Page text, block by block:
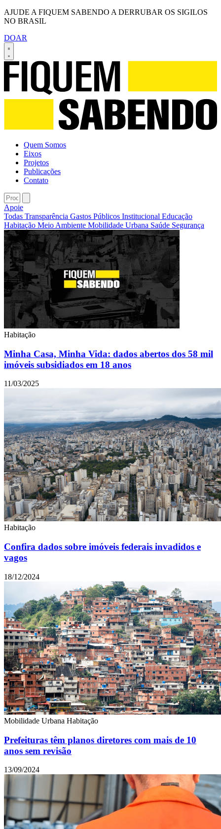
AJUDE A FIQUEM SABENDO A DERRUBAR OS SIGILOS
NO BRASIL
DOAR
Quem Somos
Eixos
Projetos
Publicações
Contato
Apoie
Todas Transparência Gastos Públicos Institucional Educação
Habitação Meio Ambiente Mobilidade Urbana Saúde Segurança
Habitação
Minha Casa, Minha Vida: dados abertos dos 58 mil
imóveis subsidiados em 18 anos
11/03/2025
Habitação
Confira dados sobre imóveis federais invadidos e
vagos
18/12/2024
Mobilidade Urbana Habitação
Prefeituras têm planos diretores com mais de 10
anos sem revisão
13/09/2024